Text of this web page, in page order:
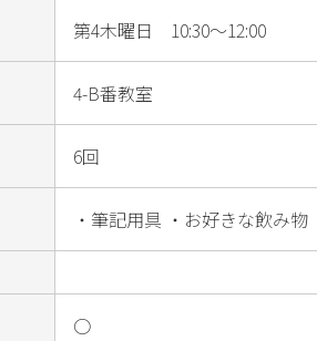
第4木曜日 10:30～12:00
4-B番教室
6回
・筆記用具 ・お好きな飲み物
○